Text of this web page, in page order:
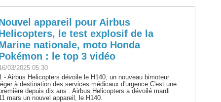
appareil pour Airbus
le test explosif de la
nationale, moto Honda
: le top 3 vidéo
03/2025 05:30
- Airbus Helicopters dévoile le H140, un nouveau bimoteur
à destination des services médicaux d'urgence C'est une
depuis dix ans : Airbus Helicopters a dévoilé mardi
mars un nouvel appareil, le H140.